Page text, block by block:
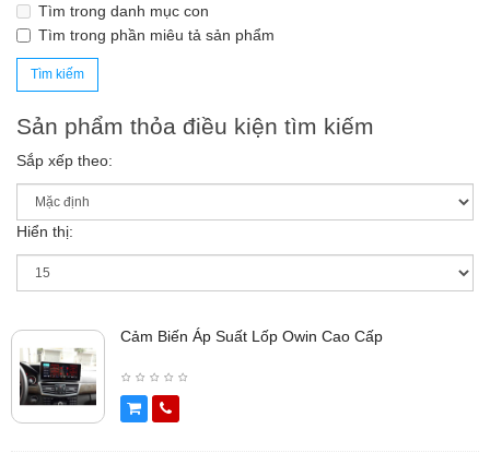
Tìm trong danh mục con
Tìm trong phần miêu tả sản phẩm
Sản phẩm thỏa điều kiện tìm kiếm
Sắp xếp theo:
Hiển thị:
Cảm Biến Áp Suất Lốp Owin Cao Cấp